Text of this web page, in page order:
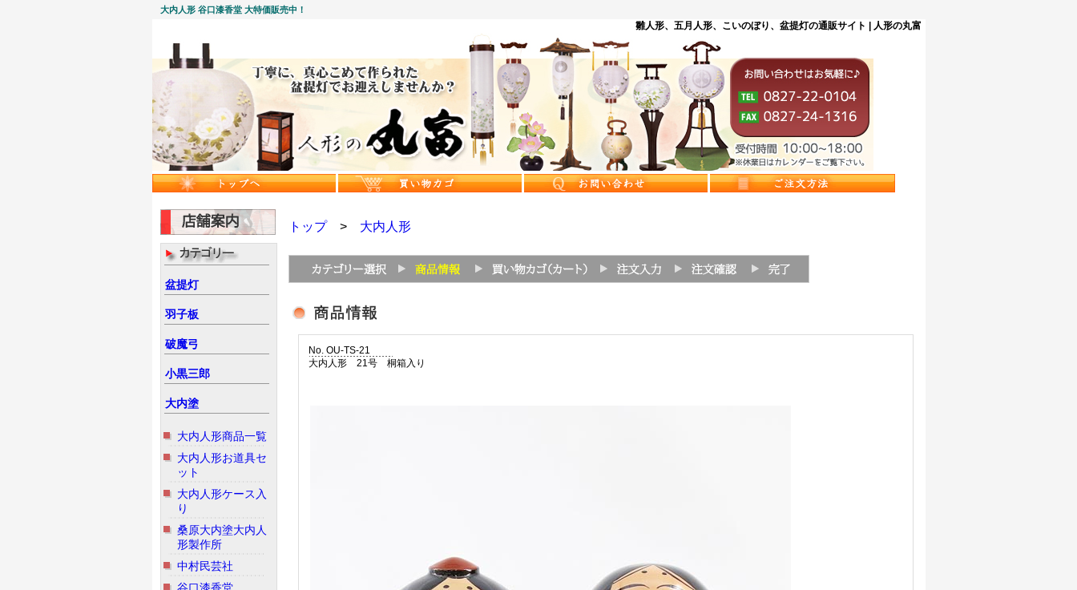
大内人形 谷口漆香堂 大特価販売中！
雛人形、五月人形、こいのぼり、盆提灯の通販サイト | 人形の丸富
盆提灯
羽子板
破魔弓
小黒三郎
大内塗
大内人形商品一覧
大内人形お道具セ
ット
大内人形ケース入
り
桑原大内塗大内人
形製作所
中村民芸社
トップ> 大内人形
No. OU-TS-21
大内人形 21号 桐箱入り